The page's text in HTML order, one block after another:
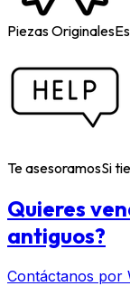
Piezas Originales
Te asesoramosSi
Quieres
antiguos?
Contáctanos por